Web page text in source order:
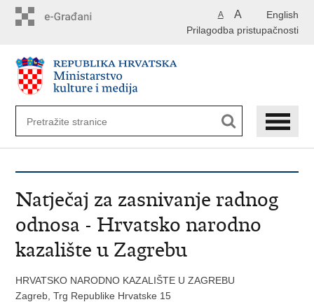
English
A A
Prilagodba pristupačnosti
Natječaj za zasnivanje radnog
odnosa - Hrvatsko narodno
kazalište u Zagrebu
HRVATSKO NARODNO KAZALIŠTE U ZAGREBU
Zagreb, Trg Republike Hrvatske 15